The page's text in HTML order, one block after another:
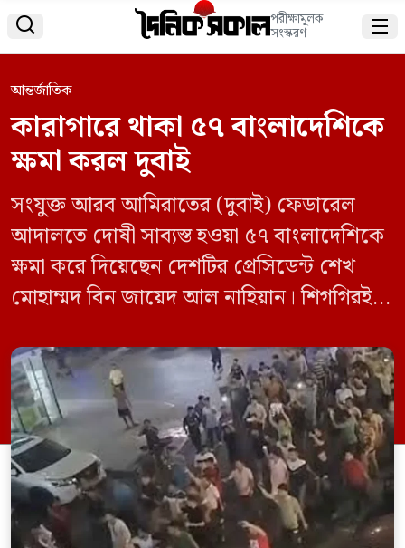
 পরীক্ষামূলক
সংস্করণ 
আন্তর্জাতিক
কারাগারে থাকা ৫৭ বাংলাদেশিকে
ক্ষমা করল দুবাই
সংযুক্ত আরব আমিরাতের (দুবাই) ফেডারেল
আদালতে দোষী সাব্যস্ত হওয়া ৫৭ বাংলাদেশিকে
ক্ষমা করে দিয়েছেন দেশটির প্রেসিডেন্ট শেখ
মোহাম্মদ বিন জায়েদ আল নাহিয়ান। শিগগিরই
সেপ্টেম্বর) সম্পাদকদের সঙ্গে বৈঠকে প্রধান
উপদেষ্টা ড. মুহাম্মদ ইউনূস এ কথা জানান।
বৈঠক শেষে প্রধান উপদেষ্টার প্রেস উইং থেকে এ
তথ্য জানানো হয়েছে। এর আগে দুবাইয়ে […]